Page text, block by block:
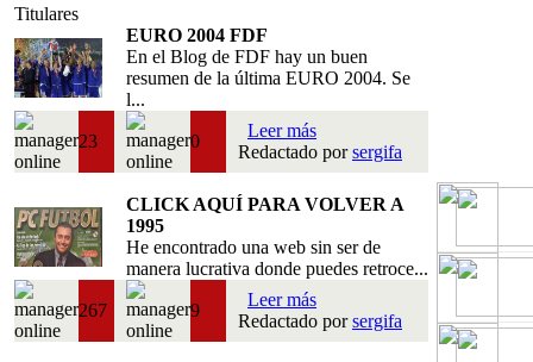
Titulares
EURO 2004 FDF
En el Blog de FDF hay un buen
resumen de la última EURO 2004. Se
l...
23 0
Leer más
Redactado porsergifa
CLICK AQUÍ PARA VOLVER A
1995
He encontrado una web sin ser de
manera lucrativa donde puedes retroce...
267 9
Leer más
Redactado porsergifa